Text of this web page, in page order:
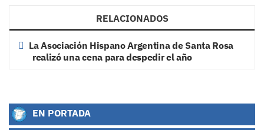
RELACIONADOS
La Asociación Hispano Argentina de Santa Rosa
realizó una cena para despedir el año
EN PORTADA